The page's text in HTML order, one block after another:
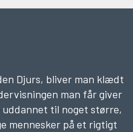
Djurs, bliver man klædt
man får giver
til noget større,
mennesker på et rigtigt